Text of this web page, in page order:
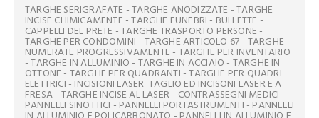
TARGHE SERIGRAFATE - TARGHE ANODIZZATE - TARGHE
INCISE CHIMICAMENTE - TARGHE FUNEBRI - BULLETTE -
CAPPELLI DEL PRETE - TARGHE TRASPORTO PERSONE -
TARGHE PER CONDOMINI - TARGHE ARTICOLO 67 - TARGHE
NUMERATE PROGRESSIVAMENTE - TARGHE PER INVENTARIO
- TARGHE IN ALLUMINIO - TARGHE IN ACCIAIO - TARGHE IN
OTTONE - TARGHE PER QUADRANTI - TARGHE PER QUADRI
ELETTRICI - INCISIONI LASER  TAGLIO ED INCISONI LASER E A
FRESA - TARGHE INCISE AL LASER - CONTRASSEGNI MEDICI -
PANNELLI SINOTTICI - PANNELLI PORTASTRUMENTI - PANNELLI